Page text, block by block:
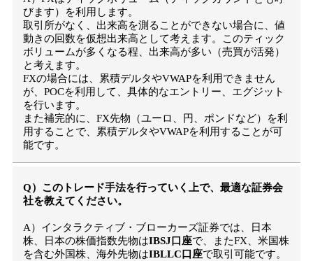
びます）を利用します。
取引所がなく、出来高を測ることができない場合に、値
動きの回数を仮想出来高として考えます。このティック
ボリュームが多くなる程、出来高が多い（売買が活発）
と考えます。
FXの場合には、累積デルタやVWAPを利用できません
が、POCを利用して、具体的なエントリー、エグジット
を行います。
また補完的に、FX先物（ユーロ、円、ポンドなど）を利
用することで、累積デルタやVWAPを利用することが可
能です。
Q）このトレード手法を行っていく上で、最適な証券会
社を教えてください。
A）インタラクティブ・ブローカーズ証券では、日本
株、日本の株価指数先物はIBSJ口座で、またFX、米国株
を含む外国株、海外先物はIBLLC口座で取引可能です。